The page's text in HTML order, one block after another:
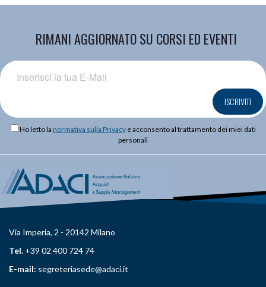
RIMANI AGGIORNATO SU CORSI ED EVENTI
ISCRIVITI
Ho letto la normativa sulla Privacye acconsento al trattamento dei miei dati
personali
Via Imperia, 2 - 20142 Milano
Tel. +39 02 400 724 74
E-mail: segreteriasede@adaci.it